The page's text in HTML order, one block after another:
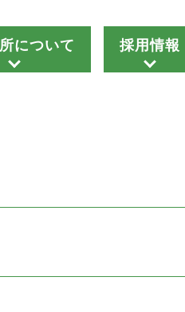
について 採用情報